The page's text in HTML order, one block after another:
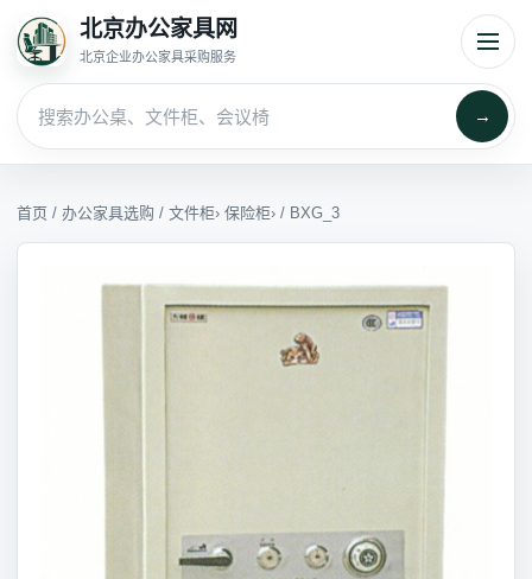
北京办公家具网
北京企业办公家具采购服务
→
首页 / 办公家具选购 / 文件柜› 保险柜› / BXG_3